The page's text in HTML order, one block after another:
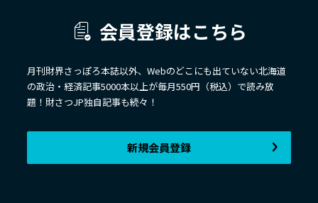
会員登録はこちら
月刊財界さっぽろ本誌以外、Webのどこにも出ていない北海道
の政治・経済記事5000本以上が毎月550円（税込）で読み放
題！財さつJP独自記事も続々！
新規会員登録